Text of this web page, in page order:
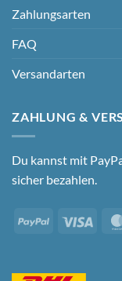
Zahlungsarten
FAQ
Versandarten
ZAHLUNG &
Du kannst mit
sicher bezahlen.
PayPal Visa